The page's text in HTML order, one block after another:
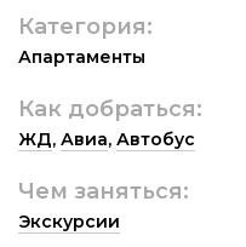
Категория:
Апартаменты
Как добраться:
ЖД, Авиа, Автобус
Чем заняться:
Экскурсии